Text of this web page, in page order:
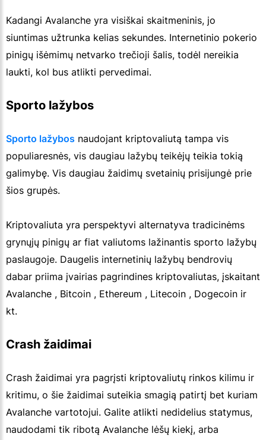
Kadangi Avalanche yra visiškai skaitmeninis, jo
siuntimas užtrunka kelias sekundes. Internetinio pokerio
pinigų išėmimų netvarko trečioji šalis, todėl nereikia
laukti, kol bus atlikti pervedimai.
Sporto lažybos
Sporto lažybos naudojant kriptovaliutą tampa vis
populiaresnės, vis daugiau lažybų teikėjų teikia tokią
galimybę. Vis daugiau žaidimų svetainių prisijungė prie
šios grupės.
Kriptovaliuta yra perspektyvi alternatyva tradicinėms
grynųjų pinigų ar fiat valiutoms lažinantis sporto lažybų
paslaugoje. Daugelis internetinių lažybų bendrovių
dabar priima įvairias pagrindines kriptovaliutas, įskaitant
Avalanche , Bitcoin , Ethereum , Litecoin , Dogecoin ir
kt.
Crash žaidimai
Crash žaidimai yra pagrįsti kriptovaliutų rinkos kilimu ir
kritimu, o šie žaidimai suteikia smagią patirtį bet kuriam
Avalanche vartotojui. Galite atlikti nedidelius statymus,
naudodami tik ribotą Avalanche lėšų kiekį, arba